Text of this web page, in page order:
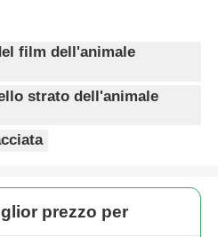
film dell'animale
strato dell'animale
prezzo per